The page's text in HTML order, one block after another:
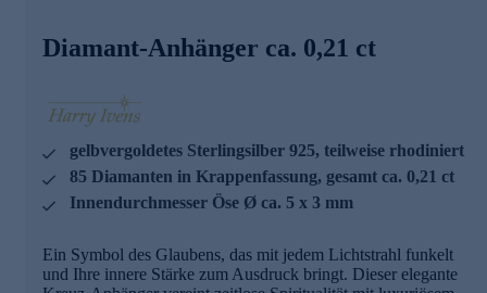
hochglanzpolierte Verarbeitung unterstreicht die edle Optik
ausdrucksstarker Blickfang, der Eleganz und Bedeutung
vereint. Die Öse mit einem Innendurchmesser von ca. 5 x 3
mm ermöglicht es Ihnen, den Anhänger an Ihrer
Lieblingskette zu tragen. Ein Schmuckstück, das nicht nur
durch seine Schönheit begeistert, sondern auch eine tiefe
symbolische Bedeutung trägt – perfekt als Geschenk oder als
Schmuckstücke angeht, gehen wir keine Kompromisse ein.
Aus diesem Grund werden unsere Schmuckwaren von
unserer Qualitätssicherung und seitens des Lieferanten
Diamant-Anhänger ca. 0,21 ct
gelbvergoldetes Sterlingsilber 925, teilweise rhodiniert
85 Diamanten in Krappenfassung, gesamt ca. 0,21 ct
Innendurchmesser Öse Ø ca. 5 x 3 mm
Ein Symbol des Glaubens, das mit jedem Lichtstrahl funkelt
und Ihre innere Stärke zum Ausdruck bringt. Dieser elegante